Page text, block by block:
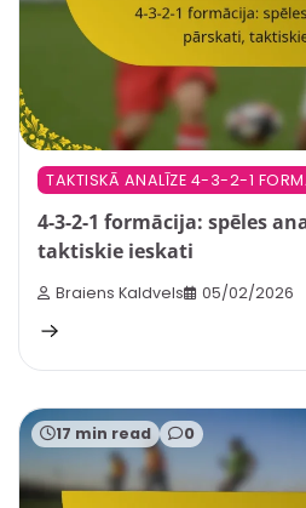
TAKTISKĀ ANALĪZE 4-3-2-1
4-3-2-1 formācija: spēles
taktiskie ieskati
Braiens Kaldvels 05/02/2026
17 min read 0